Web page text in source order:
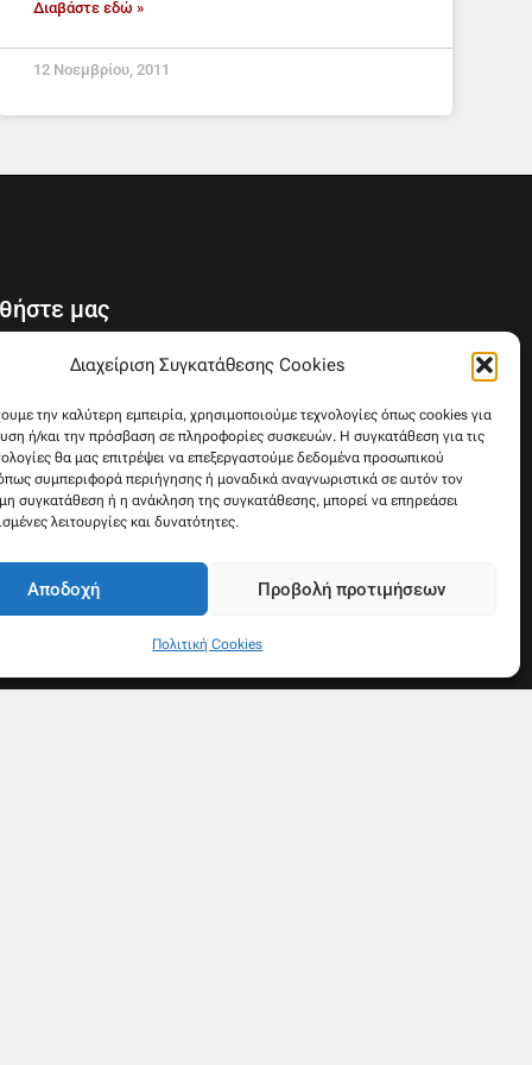
Διαχείριση Συγκατάθεσης Cookies
την καλύτερη εμπειρία, χρησιμοποιούμε τεχνολογίες όπως cookies για
ή/και την πρόσβαση σε πληροφορίες συσκευών. Η συγκατάθεση για τις
θα μας επιτρέψει να επεξεργαστούμε δεδομένα προσωπικού
συμπεριφορά περιήγησης ή μοναδικά αναγνωριστικά σε αυτόν τον
συγκατάθεση ή η ανάκληση της συγκατάθεσης, μπορεί να επηρεάσει
λειτουργίες και δυνατότητες.
Αποδοχή Προβολή προτιμήσεων
Πολιτική Cookies
Διαβάστε εδώ »
12 Νοεμβρίου, 2011
μας
u
t
u
b
e